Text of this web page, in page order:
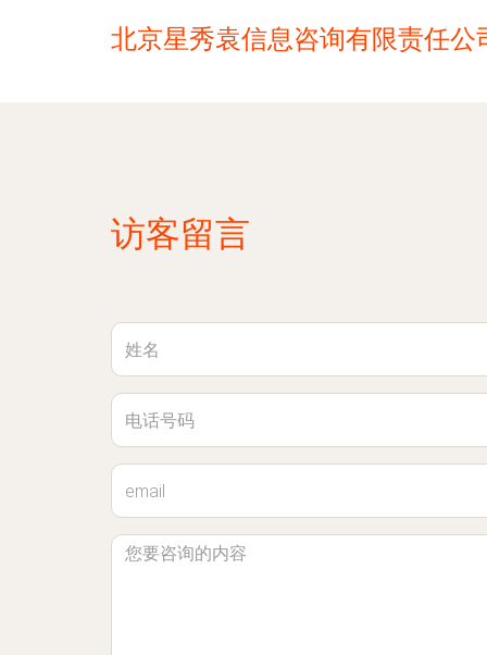
北京星秀袁信息咨询有限责任公
访客留言